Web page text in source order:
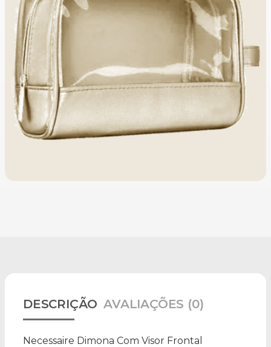
DESCRIÇÃO AVALIAÇÕES (0)
Necessaire Dimona Com Visor Frontal